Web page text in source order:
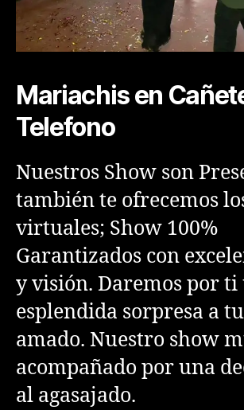
Mariachis en
Telefono
Nuestros Show son
también te ofrecemos
virtuales; Show 100%
Garantizados con
y visión. Daremos por ti
esplendida sorpresa a
amado. Nuestro show
acompañado por una
al agasajado.